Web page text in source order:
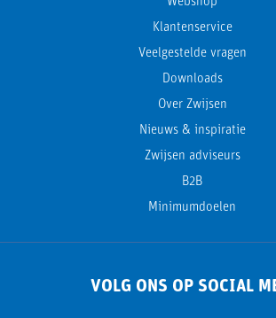
Klantenservice
Veelgestelde vragen
Downloads
Over Zwijsen
Nieuws & inspiratie
Zwijsen adviseurs
B2B
Minimumdoelen
VOLG ONS OP SOCIAL